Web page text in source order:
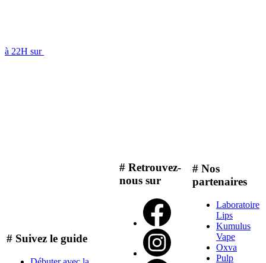
à 22H sur
# Suivez le guide
# Retrouvez-
nous sur
# Nos
partenaires
Laboratoire
Lips
Kumulus
Vape
Oxva
Pulp